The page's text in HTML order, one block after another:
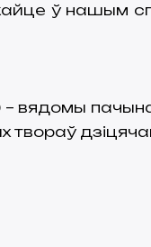
ў нашым
– вядомы
твораў